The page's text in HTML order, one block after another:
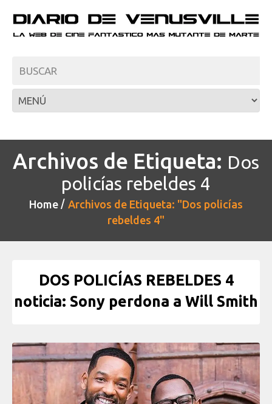
Archivos de Etiqueta: Dos
policías rebeldes 4
Home
Archivos de Etiqueta: "Dos policías
rebeldes 4"
DOS POLICÍAS REBELDES 4
noticia: Sony perdona a Will Smith